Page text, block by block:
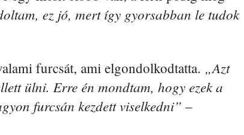
ez jó, mert így gyorsabban le tudok
furcsát, ami elgondolkodtatta. „Azt
ülni. Erre én mondtam, hogy ezek a
furcsán kezdett viselkedni” –